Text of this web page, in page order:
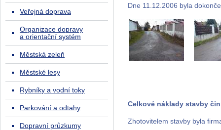
Dne 11.12.2006 byla
Celkové náklady stavby
Zhotovitelem stavby byla
Veřejná doprava
Organizace dopravy
a orientační systém
Městská zeleň
Městské lesy
Rybníky a vodní toky
Parkování a odtahy
Dopravní průzkumy